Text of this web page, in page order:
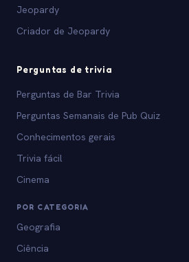
Jeopardy
Criador de Jeopardy
Perguntas de trivia
Perguntas de Bar Trivia
Perguntas Semanais de Pub Quiz
Conhecimentos gerais
Trivia fácil
Cinema
POR CATEGORIA
Geografia
Ciência